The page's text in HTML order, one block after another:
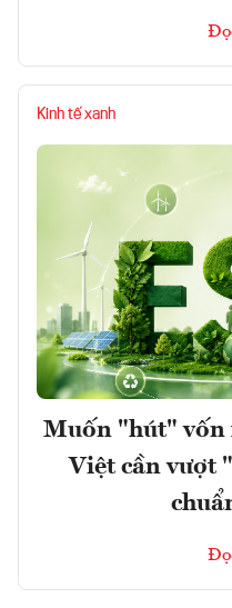
Kinh tế xanh
Muốn "hút" vốn
Việt cần vượt